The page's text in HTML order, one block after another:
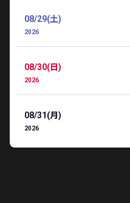
08/29(土)
2026
08/30(日)
2026
08/31(月)
2026